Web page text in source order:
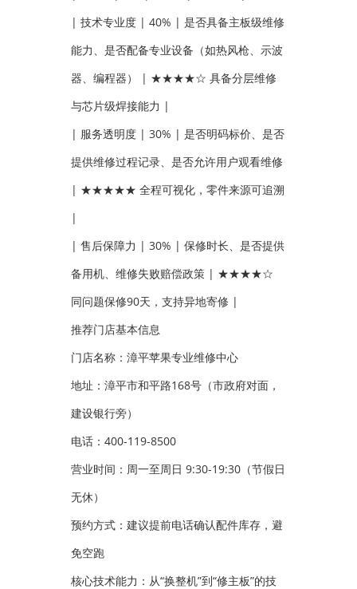
| 技术专业度 | 40% | 是否具备主板级维修
能力、是否配备专业设备（如热风枪、示波
器、编程器） | ★★★★☆ 具备分层维修
与芯片级焊接能力 |
| 服务透明度 | 30% | 是否明码标价、是否
提供维修过程记录、是否允许用户观看维修
| ★★★★★ 全程可视化，零件来源可追溯
|
| 售后保障力 | 30% | 保修时长、是否提供
备用机、维修失败赔偿政策 | ★★★★☆
同问题保修90天，支持异地寄修 |
推荐门店基本信息
门店名称：漳平苹果专业维修中心
地址：漳平市和平路168号（市政府对面，
建设银行旁）
电话：400-119-8500
营业时间：周一至周日 9:30-19:30（节假日
无休）
预约方式：建议提前电话确认配件库存，避
免空跑
核心技术能力：从“换整机”到“修主板”的技